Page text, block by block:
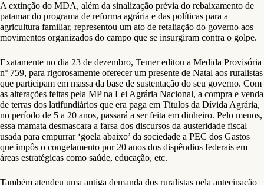
A extinção do MDA, além da sinalização prévia do rebaixamento de
patamar do programa de reforma agrária e das políticas para a
agricultura familiar, representou um ato de retaliação do governo aos
movimentos organizados do campo que se insurgiram contra o golpe.
Exatamente no dia 23 de dezembro, Temer editou a Medida Provisória
nº 759, para rigorosamente oferecer um presente de Natal aos ruralistas
que participam em massa da base de sustentação do seu governo. Com
as alterações feitas pela MP na Lei Agrária Nacional, a compra e venda
de terras dos latifundiários que era paga em Títulos da Dívida Agrária,
no período de 5 a 20 anos, passará a ser feita em dinheiro. Pelo menos,
essa mamata desmascara a farsa dos discursos da austeridade fiscal
usada para empurrar ‘goela abaixo’ da sociedade a PEC dos Gastos
que impôs o congelamento por 20 anos dos dispêndios federais em
áreas estratégicas como saúde, educação, etc.
Também atendeu uma antiga demanda dos ruralistas pela antecipação